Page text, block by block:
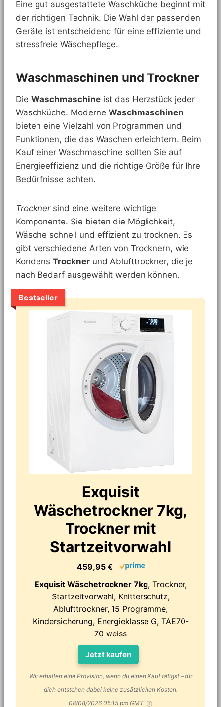
Eine gut ausgestattete Waschküche beginnt mit
der richtigen Technik. Die Wahl der passenden
Geräte ist entscheidend für eine effiziente und
stressfreie Wäschepflege.
Waschmaschinen und Trockner
Die Waschmaschine ist das Herzstück jeder
Waschküche. Moderne Waschmaschinen
bieten eine Vielzahl von Programmen und
Funktionen, die das Waschen erleichtern. Beim
Kauf einer Waschmaschine sollten Sie auf
Energieeffizienz und die richtige Größe für Ihre
Bedürfnisse achten.
Trocknersind eine weitere wichtige
Komponente. Sie bieten die Möglichkeit,
Wäsche schnell und effizient zu trocknen. Es
gibt verschiedene Arten von Trocknern, wie
Kondens Trockner und Ablufttrockner, die je
nach Bedarf ausgewählt werden können.
Bestseller
Exquisit
Wäschetrockner 7kg,
Trockner mit
Startzeitvorwahl
459,95 €
Exquisit Wäschetrockner 7kg, Trockner,
Startzeitvorwahl, Knitterschutz,
Ablufttrockner, 15 Programme,
Kindersicherung, Energieklasse G, TAE70-
70 weiss
Jetzt kaufen
Wir erhalten eine Provision, wenn du einen Kauf tätigst – für
dich entstehen dabei keine zusätzlichen Kosten.
08/08/2026 05:15 pm GMT